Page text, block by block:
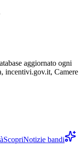
aggiornato ogni
incentivi.gov.it, Camere
ScopriNotizie bandi